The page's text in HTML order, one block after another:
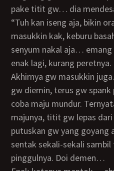
pake titit gw… dia
“Tuh kan iseng aja, bikin
masukkin kak, keburu
senyum nakal aja…
enak lagi, kurang peretnya.
Akhirnya gw masukkin juga… setelah masuk semua
gw diemin, terus gw
coba maju mundur.
majunya, titit gw lepas
putuskan gw yang
sentak sekali-sekali
pinggulnya. Doi demen…